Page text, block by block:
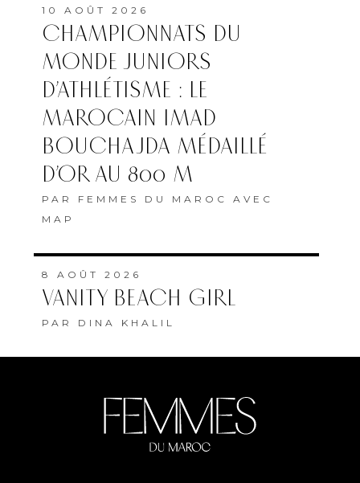
10 AOÛT 2026
CHAMPIONNATS DU
MONDE JUNIORS
D’ATHLÉTISME : LE
MAROCAIN IMAD
BOUCHAJDA MÉDAILLÉ
D’OR AU 800 M
PAR FEMMES DU MAROC AVEC
MAP
8 AOÛT 2026
VANITY BEACH GIRL
PAR DINA KHALIL